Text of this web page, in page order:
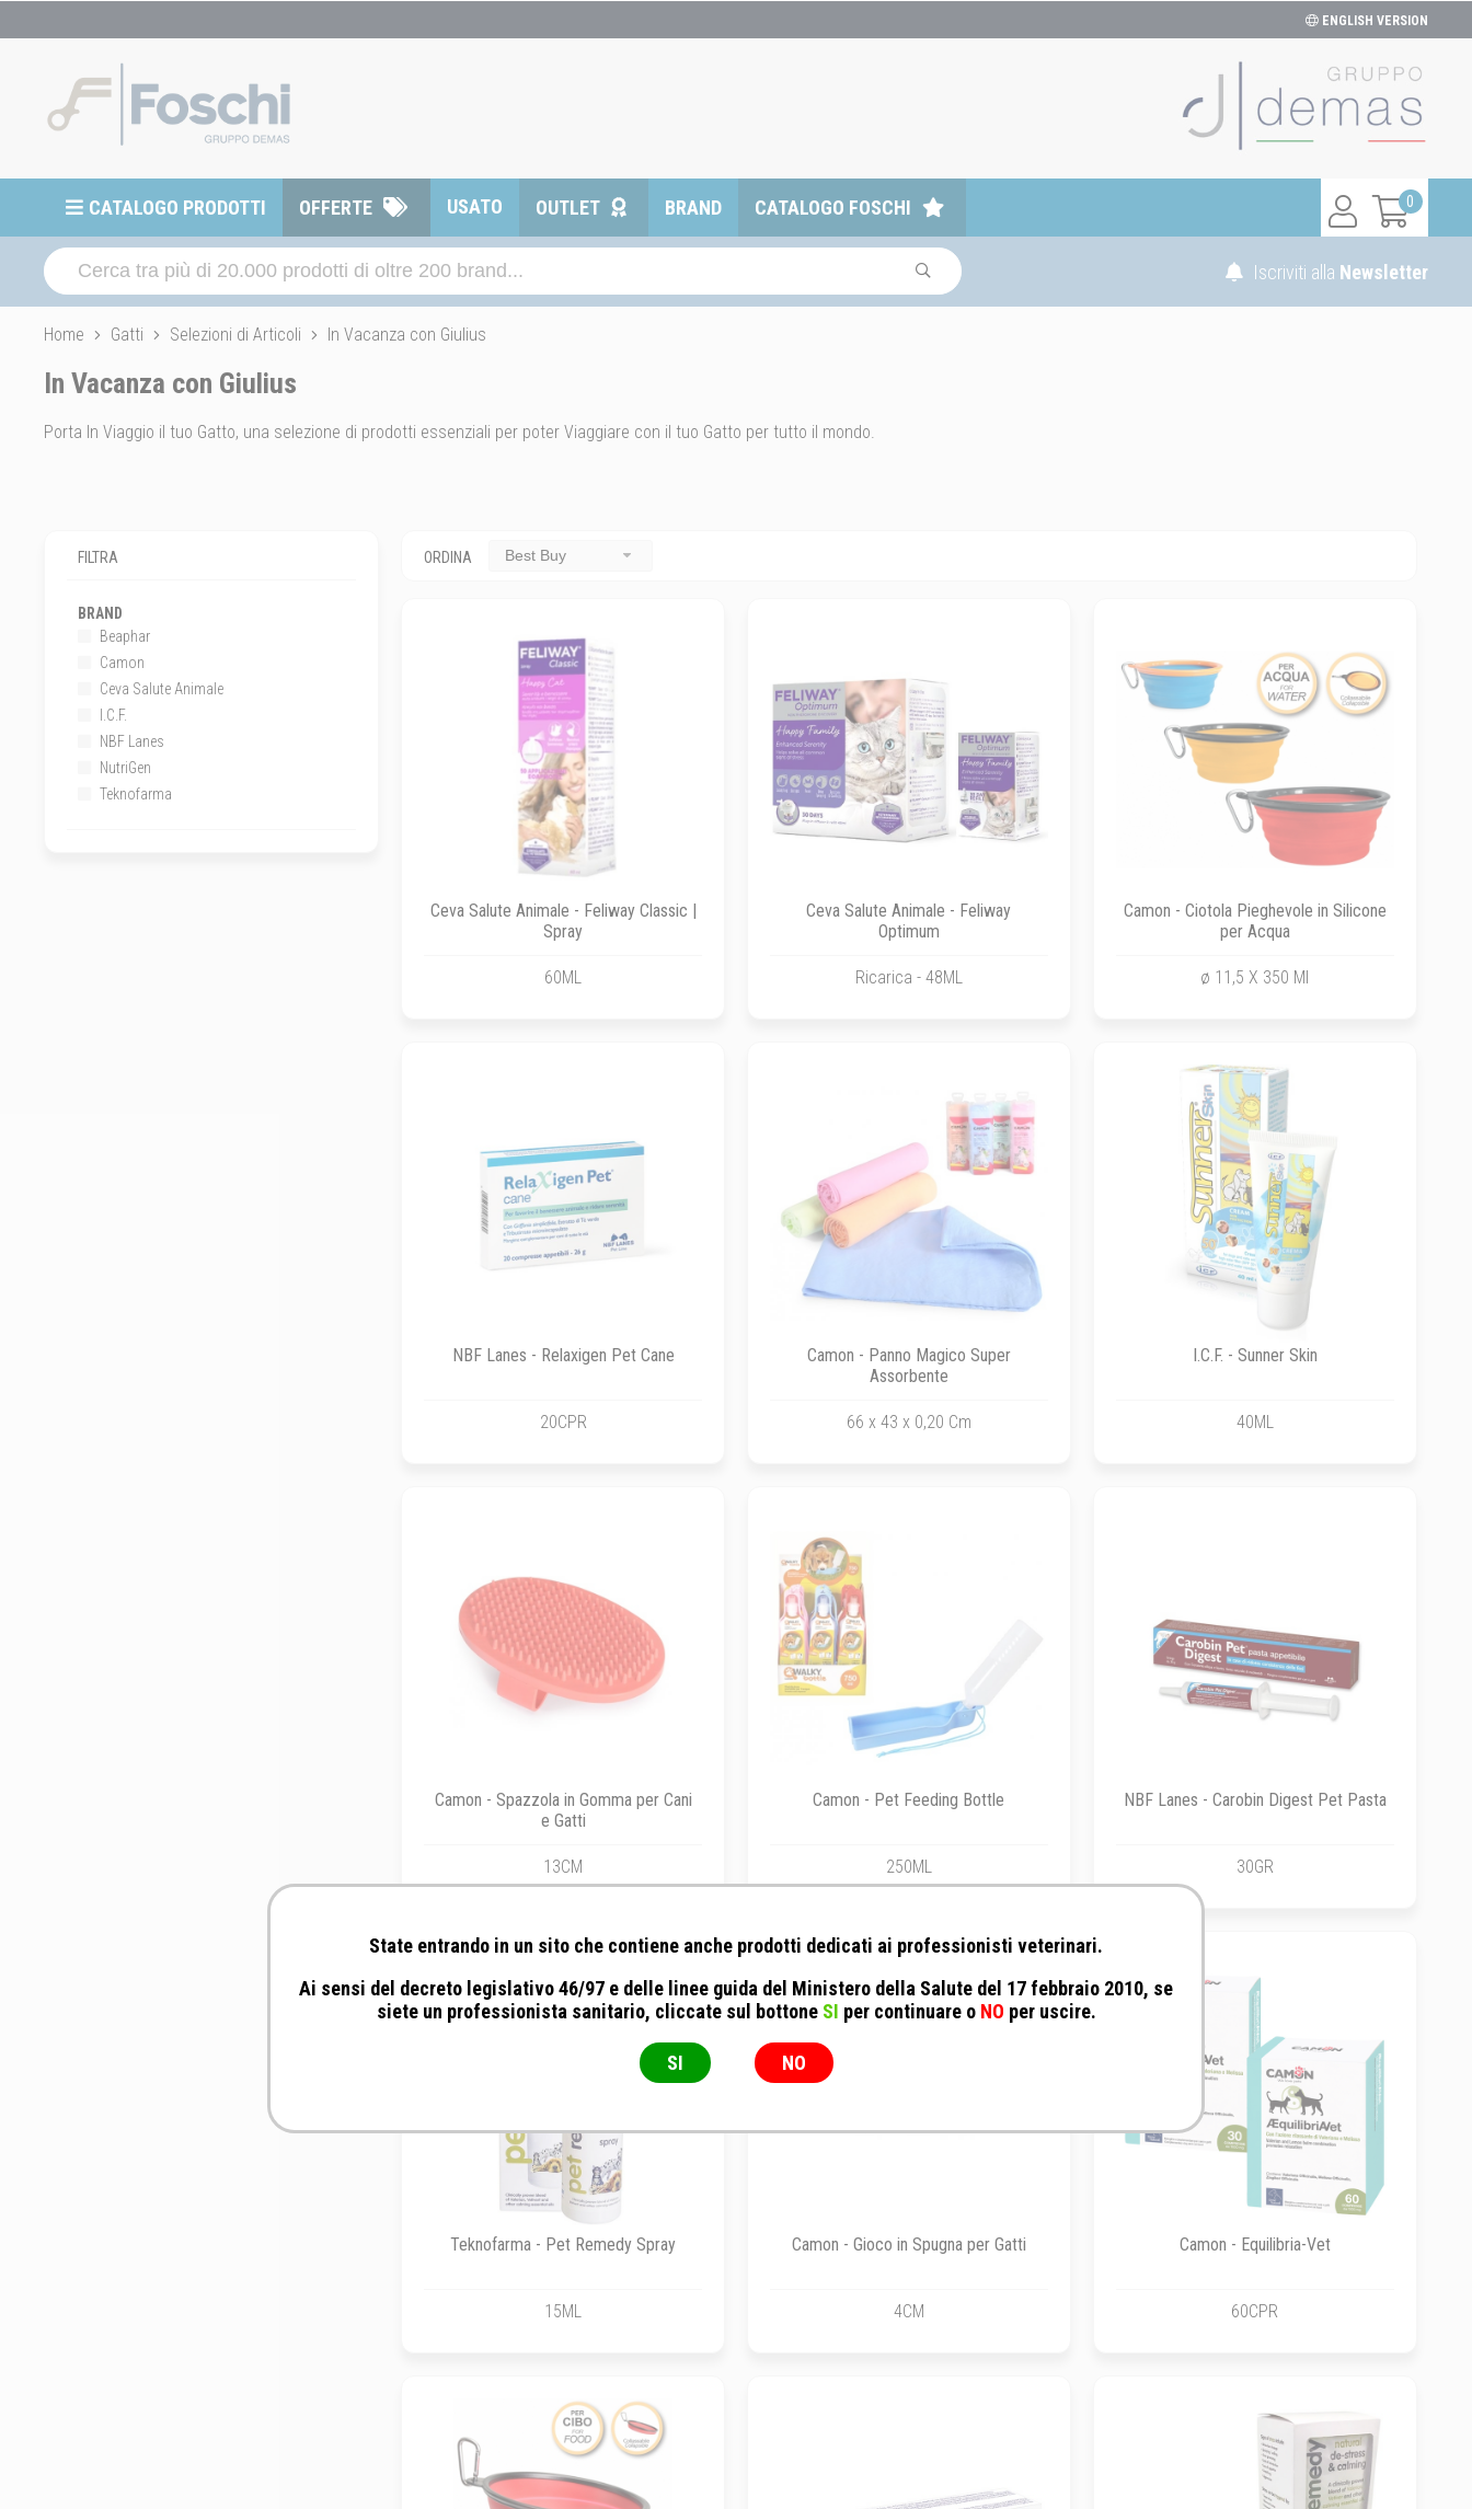
ENGLISH VERSION
0
CATALOGO PRODOTTI OFFERTE USATO OUTLET BRAND CATALOGO FOSCHI
Iscriviti alla Newsletter
Home Gatti Selezioni di Articoli In Vacanza con Giulius
In Vacanza con Giulius
Porta In Viaggio il tuo Gatto, una selezione di prodotti essenziali per poter Viaggiare con il tuo Gatto per tutto il mondo.
FILTRA
BRAND
Beaphar
Camon
Ceva Salute Animale
I.C.F.
NBF Lanes
NutriGen
Teknofarma
ORDINA Best Buy
Ceva Salute Animale - Feliway Classic |
Spray
60ML
Ceva Salute Animale - Feliway
Optimum
Ricarica - 48ML
Camon - Ciotola Pieghevole in Silicone
per Acqua
ø 11,5 X 350 Ml
NBF Lanes - Relaxigen Pet Cane
20CPR
Camon - Panno Magico Super
Assorbente
66 x 43 x 0,20 Cm
I.C.F. - Sunner Skin
40ML
Camon - Spazzola in Gomma per Cani
e Gatti
13CM
Camon - Pet Feeding Bottle
250ML
NBF Lanes - Carobin Digest Pet Pasta
30GR
Teknofarma - Pet Remedy Spray
15ML
Camon - Gioco in Spugna per Gatti
4CM
Camon - Equilibria-Vet
60CPR
State entrando in un sito che contiene anche prodotti dedicati ai professionisti veterinari.
Ai sensi del decreto legislativo 46/97 e delle linee guida del Ministero della Salute del 17 febbraio 2010, se
siete un professionista sanitario, cliccate sul bottone SI per continuare o NO per uscire.
SI NO